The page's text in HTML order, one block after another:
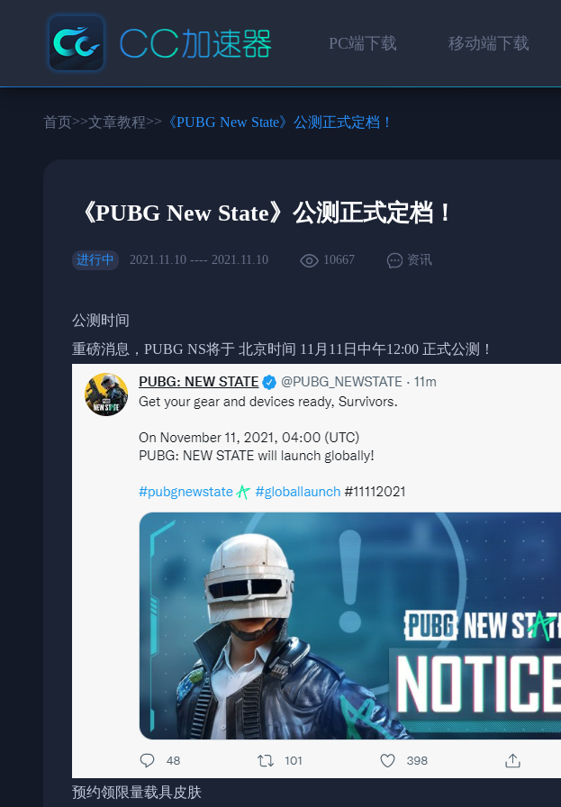
PC端下载 移动端下载
首页>>文章教程>> 《PUBG New State》公测正式定档！
《PUBG New State》公测正式定档！
进行中 2021.11.10 ---- 2021.11.10 10667 资讯
公测时间
重磅消息，PUBG NS将于 北京时间 11月11日中午12:00 正式公测！
预约领限量载具皮肤